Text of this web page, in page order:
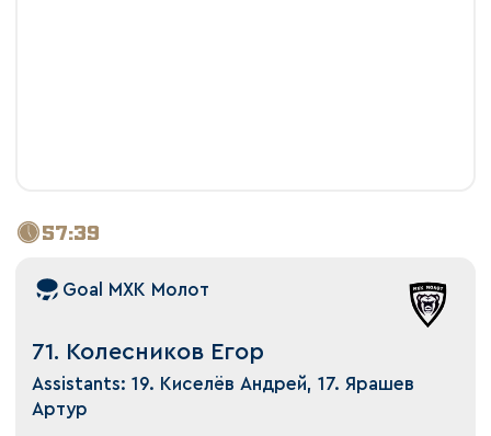
57:39
Goal МХК Молот
71. Колесников Егор
Assistants: 19. Киселёв Андрей, 17. Ярашев
Артур